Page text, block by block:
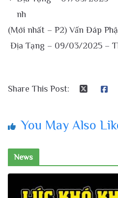
nh
(Mới nhất – P2) Vấn Đáp
Địa Tạng – 09/03/2025 –
Share This Post:
You May Also
News